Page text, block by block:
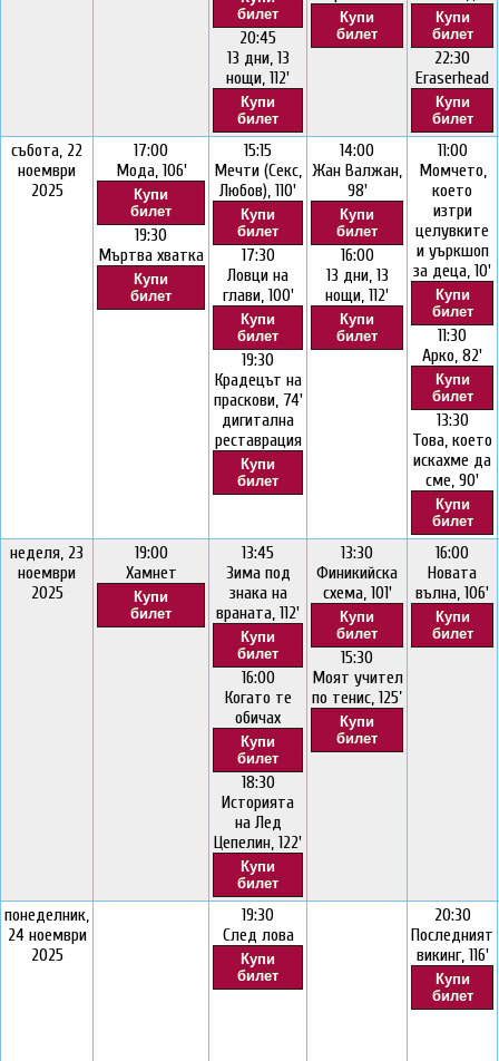
билет
20:45
13 дни, 13
нощи, 112'
Купи
билет
Купи
билет
Купи
билет
22:30
Eraserhead
Купи
билет
събота, 22
ноември
2025
17:00
Мода, 106'
Купи
билет
19:30
Мъртва хватка
Купи
билет
15:15
Мечти (Секс,
Любов), 110'
Купи
билет
17:30
Ловци на
глави, 100'
Купи
билет
19:30
Крадецът на
праскови, 74'
дигитална
реставрация
Купи
билет
14:00
Жан Валжан,
98'
Купи
билет
16:00
13 дни, 13
нощи, 112'
Купи
билет
11:00
Момчето,
което
изтри
целувките
и уъркшоп
за деца, 10'
Купи
билет
11:30
Арко, 82'
Купи
билет
13:30
Това, което
искахме да
сме, 90'
Купи
билет
неделя, 23
ноември
2025
19:00
Хамнет
Купи
билет
13:45
Зима под
знака на
враната, 112'
Купи
билет
16:00
Когато те
обичах
Купи
билет
18:30
Историята
на Лед
Цепелин, 122'
Купи
билет
13:30
Финикийска
схема, 101'
Купи
билет
15:30
Моят учител
по тенис, 125’
Купи
билет
16:00
Новата
вълна, 106'
Купи
билет
понеделник,
24 ноември
2025
19:30
След лова
Купи
билет
20:30
Последният
викинг, 116'
Купи
билет